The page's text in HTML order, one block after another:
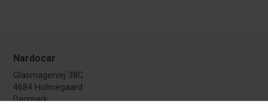
Nardocar
Glasmagervej 38C
4684 Holmegaard
Danmark